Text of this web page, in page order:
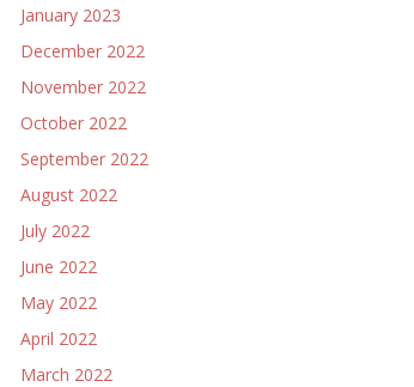
January 2023
December 2022
November 2022
October 2022
September 2022
August 2022
July 2022
June 2022
May 2022
April 2022
March 2022